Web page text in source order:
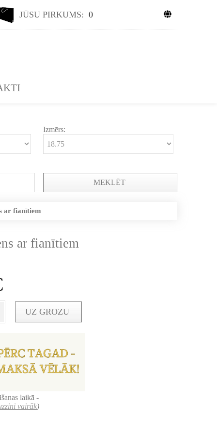
JŪSU PIRKUMS: 0
Izmērs:
MEKLĒT
ar fianītiem
ar fianītiem
UZ GROZU
laikā -
vairāk)